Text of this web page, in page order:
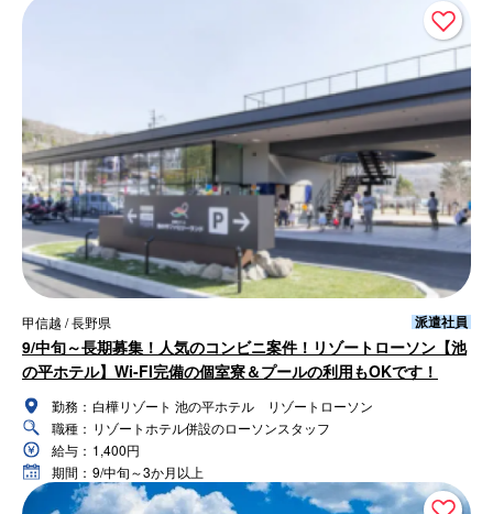
甲信越 / 長野県 派遣社員
9/中旬～長期募集！人気のコンビニ案件！リゾートローソン【池
の平ホテル】Wi-FI完備の個室寮＆プールの利用もOKです！
勤務： 白樺リゾート 池の平ホテル リゾートローソン
職種： リゾートホテル併設のローソンスタッフ
給与： 1,400円
期間： 9/中旬～3か月以上